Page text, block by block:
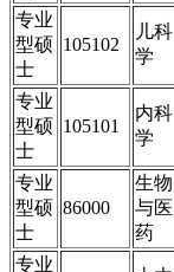
专业
型硕
士
105102
儿科
学
专业
型硕
士
105101
内科
学
专业
型硕
士
86000
生物
与医
药
专业